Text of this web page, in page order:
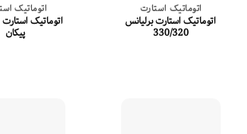
اتوماتیک استارت
اتوماتیک استارت برلیانس
330/320
اتوماتیک
اتوماتیک
پیکان